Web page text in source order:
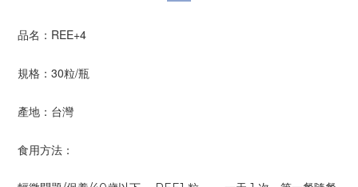
品名：REE+4
規格：30粒/瓶
產地：台灣
食用方法：